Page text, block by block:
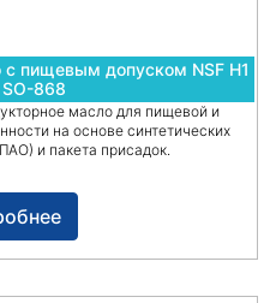
пищевым допуском NSF H1
SO-868
масло для пищевой и
на основе синтетических
и пакета присадок.